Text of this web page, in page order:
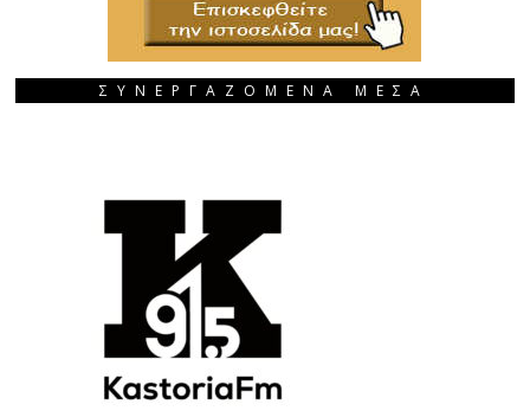
ΣΥΝΕΡΓΑΖΟΜΕΝΑ ΜΕΣΑ